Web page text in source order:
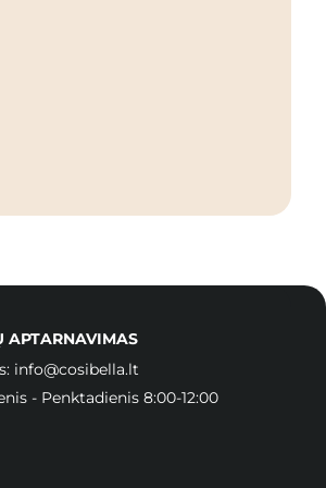
APTARNAVIMAS
info@cosibella.lt
- Penktadienis 8:00-12:00